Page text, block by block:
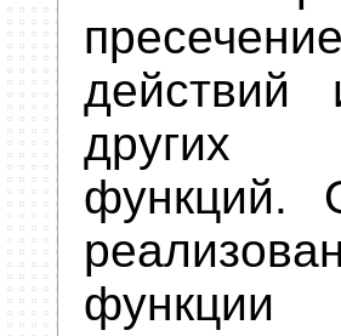
других
функций.